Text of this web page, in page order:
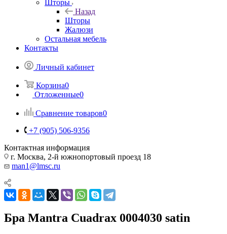
Шторы
Назад
Шторы
Жалюзи
Остальная мебель
Контакты
Личный кабинет
Корзина0
Отложенные0
Сравнение товаров0
+7 (905) 506-9356
Контактная информация
г. Москва, 2-й южнопортовый проезд 18
man1@lmsc.ru
Бра Mantra Cuadrax 0004030 satin